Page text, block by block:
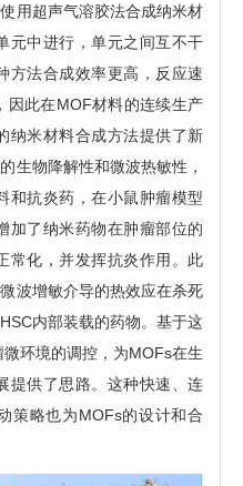
用超声气溶胶法合成纳米材
元中进行，单元之间互不干
方法合成效率更高，反应速
因此在MOF材料的连续生产
纳米材料合成方法提供了新
生物降解性和微波热敏性，
和抗炎药，在小鼠肿瘤模型
加了纳米药物在肿瘤部位的
常化，并发挥抗炎作用。此
波增敏介导的热效应在杀死
内部装载的药物。基于这
环境的调控，为MOFs在生
提供了思路。这种快速、连
策略也为MOFs的设计和合